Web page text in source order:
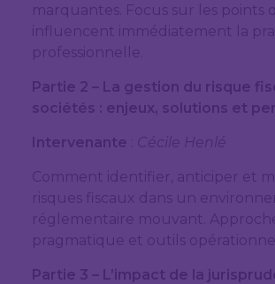
marquantes. Focus sur les points
influencent immédiatement la
professionnelle.
Partie 2 – La gestion du risque
sociétés : enjeux, solutions et
Intervenante Cécile Henlé
Comment identifier, anticiper et
risques fiscaux dans un
réglementaire mouvant.
pragmatique et outils
Partie 3 – L’impact de la